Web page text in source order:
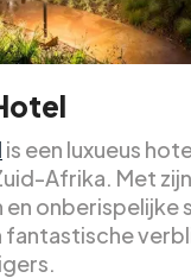
is een luxueus
Afrika. Met
onberispelijke
fantastische